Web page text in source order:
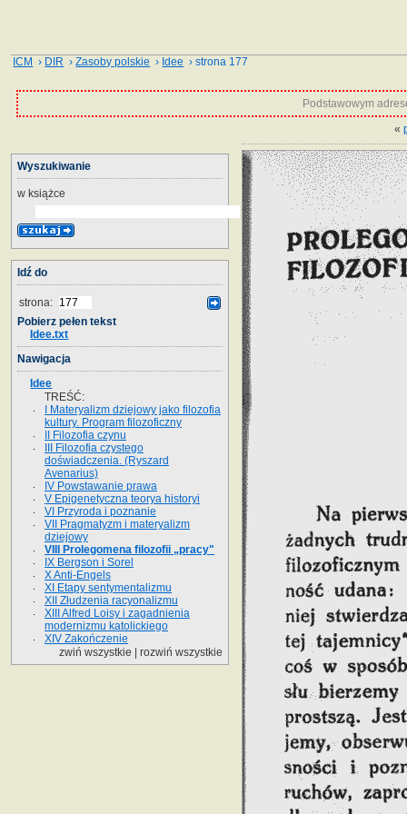
ICM › DIR ›Zasoby polskie › Idee › strona 177
Podstawowym
«
Wyszukiwanie
w książce
Idź do
strona:
Pobierz pełen tekst
Idee.txt
Nawigacja
Idee
TREŚĆ:
I Materyalizm dziejowy jako filozofia
kultury. Program filozoficzny
II Filozofia czynu
III Filozofia czystego
doświadczenia. (Ryszard
Avenarius)
IV Powstawanie prawa
V Epigenetyczna teorya historyi
VI Przyroda i poznanie
VII Pragmatyzm i materyalizm
dziejowy
VIII Prolegomena filozofii „pracy"
IX Bergson i Sorel
X Anti-Engels
XI Etapy sentymentalizmu
XII Złudzenia racyonalizmu
XIII Alfred Loisy i zagadnienia
modernizmu katolickiego
XIV Zakończenie
zwiń wszystkie
rozwiń wszystkie